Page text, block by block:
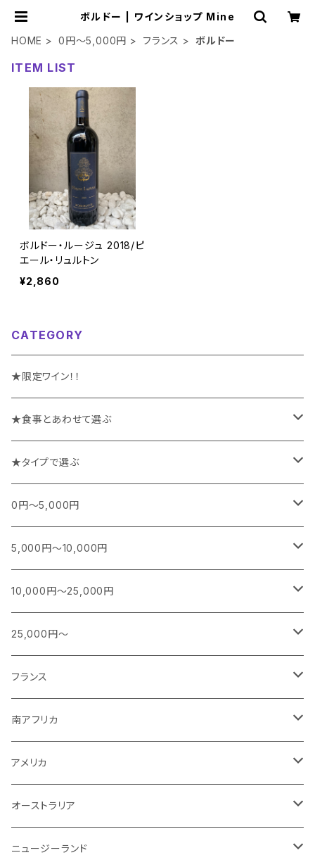
ボルドー | ワインショップ Mine
HOME
0円～5,000円 フランス ボルドー
ITEM LIST
ボルドー・ルージュ 2018/ピ
エール・リュルトン
¥2,860
CATEGORY
★限定ワイン！！
★食事とあわせて選ぶ
チーズや前菜と楽しむワイン
お魚料理と楽しむワイン
お肉料理と楽しむワイン
カレー、エスニック、中華などに合うワイン
特別な日に楽しむワイン
★タイプで選ぶ
スパークリング
白
白(オレンジ)
赤
ロゼ
紫！？
0円～5,000円
フランス
シャンパーニュ
ブルゴーニュ
南アフリカ
スパークリング
白ワイン
日本
スパークリング
白ワイン
アメリカ
スパークリング
白ワイン
ギリシャ
スパークリング
白ワイン
オーストラリア
スパークリング
白ワイン
チリ
スパークリング
イタリア
5,000円～10,000円
フランス
シャンパーニュ
ブルゴーニュ
南アフリカ
スパークリング
白ワイン
ニュージーランド
スパークリング
白ワイン
ポルトガル
泡
白ワイン
オーストラリア
泡
白ワイン
イタリア
白
ドイツ
10,000円～25,000円
フランス
シャンパーニュ
ボルドー
アメリカ
赤
白
ドイツ
白
赤
25,000円～
シャンパーニュ
ブルゴーニュ
白ワイン
赤ワイン
アメリカ
赤
フランス
シャンパーニュ
ブルゴーニュ
ボルドー
その他
南アフリカ
スパークリング
白
赤
アメリカ
スパークリング
白
オーストラリア
白
ニュージーランド